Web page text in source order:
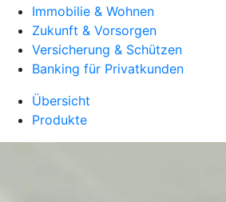
Immobilie & Wohnen
Zukunft & Vorsorgen
Versicherung & Schützen
Banking für Privatkunden
Übersicht
Produkte